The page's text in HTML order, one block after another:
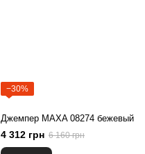
−30%
Джемпер MAXA 08274 бежевый
4 312 грн 6 160 грн